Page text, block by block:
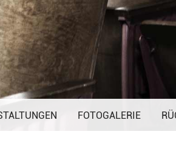
FOTOGALERIE